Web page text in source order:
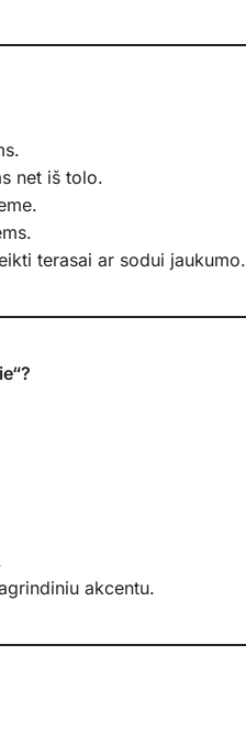
net iš tolo.
terasai ar sodui jaukumo.
akcentu.